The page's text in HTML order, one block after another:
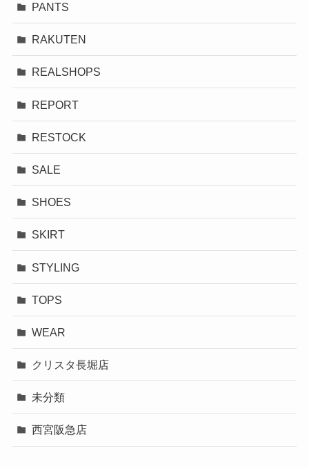
PANTS
RAKUTEN
REALSHOPS
REPORT
RESTOCK
SALE
SHOES
SKIRT
STYLING
TOPS
WEAR
クリスタ長堀店
未分類
西宮阪急店